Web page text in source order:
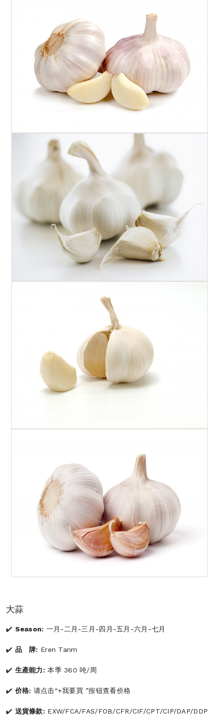
大蒜
Season: 一月-二月-三月-四月-五月-六月-七月
品 牌: Eren Tarım
生產能力:本季 360 吨/周
价格: 请点击“+我要買 ”按钮查看价格
送貨條款:EXW/FCA/FAS/FOB/CFR/CIF/CPT/CIP/DAP/DDP